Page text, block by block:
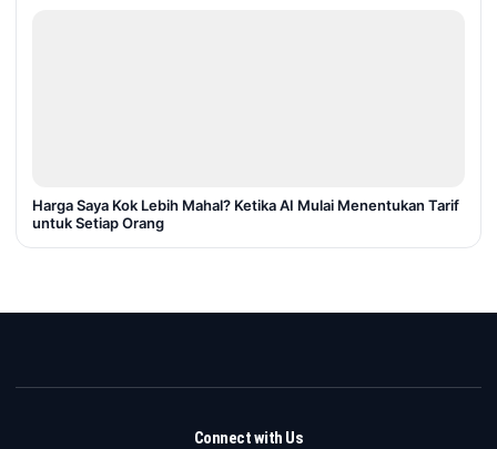
Harga Saya Kok Lebih Mahal? Ketika AI Mulai Menentukan Tarif
untuk Setiap Orang
Connect with Us